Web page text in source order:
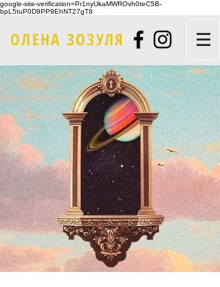
google-site-verification=Pr1nyUkaMWROvh0teC5B-
bpL5tuP0D9PP9EhNT27gT8
ОЛЕНА ЗОЗУЛЯ